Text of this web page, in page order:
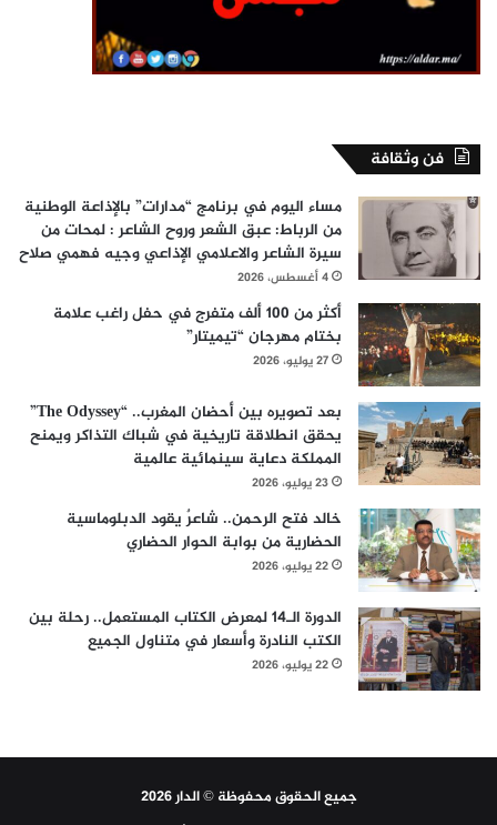
فن وثقافة
مساء اليوم في برنامج “مدارات” بالإذاعة الوطنية
من الرباط: عبق الشعر وروح الشاعر : لمحات من
سيرة الشاعر والاعلامي الإذاعي وجيه فهمي صلاح
4 أغسطس، 2026
أكثر من 100 ألف متفرج في حفل راغب علامة
بختام مهرجان “تيميتار”
27 يوليو، 2026
بعد تصويره بين أحضان المغرب.. “The Odyssey”
يحقق انطلاقة تاريخية في شباك التذاكر ويمنح
المملكة دعاية سينمائية عالمية
23 يوليو، 2026
خالد فتح الرحمن.. شاعرٌ يقود الدبلوماسية
الحضارية من بوابة الحوار الحضاري
22 يوليو، 2026
الدورة الـ14 لمعرض الكتاب المستعمل.. رحلة بين
الكتب النادرة وأسعار في متناول الجميع
22 يوليو، 2026
جميع الحقوق محفوظة © الدار 2026